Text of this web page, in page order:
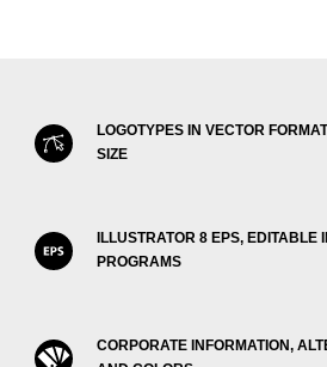
LOGOTYPES IN VECTOR
SIZE
ILLUSTRATOR 8 EPS, EDITABLE
PROGRAMS
CORPORATE INFORMATION,